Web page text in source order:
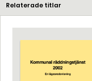
Relaterade titlar